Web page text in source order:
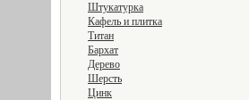
Штукатурка
Кафель и плитка
Титан
Бархат
Дерево
Шерсть
Цинк